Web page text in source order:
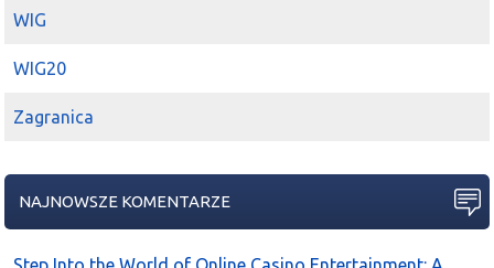
WIG
WIG20
Zagranica
NAJNOWSZE KOMENTARZE